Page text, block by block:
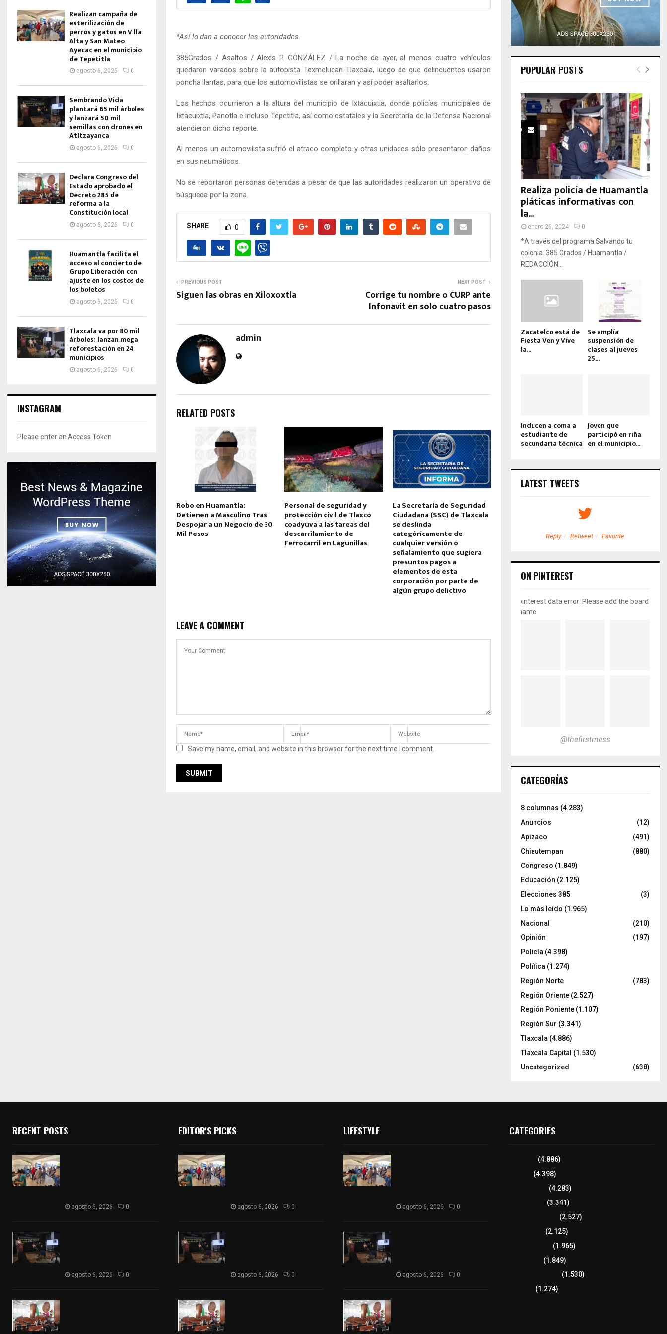
*Así lo dan a conocer las autoridades.
385Grados / Asaltos / Alexis P. GONZÁLEZ / La noche de ayer, al menos cuatro vehículos
quedaron varados sobre la autopista Texmelucan-Tlaxcala, luego de que delincuentes usaron
poncha llantas, para que los automovilistas se orillaran y así poder asaltarlos.
Los hechos ocurrieron a la altura del municipio de Ixtacuixtla, donde policías municipales de
Ixtacuixtla, Panotla e incluso Tepetitla, así como estatales y la Secretaría de la Defensa Nacional
atendieron dicho reporte.
Al menos un automovilista sufrió el atraco completo y otras unidades sólo presentaron daños
en sus neumáticos.
No se reportaron personas detenidas a pesar de que las autoridades realizaron un operativo de
búsqueda por la zona.
SHARE 0
PREVIOUS POST
Siguen las obras en Xiloxoxtla
NEXT POST
Corrige tu nombre o CURP ante
Infonavit en solo cuatro pasos
admin
RELATED POSTS
Robo en Huamantla:
Detienen a Masculino Tras
Despojar a un Negocio de 30
Mil Pesos
Personal de seguridad y
protección civil de Tlaxco
coadyuva a las tareas del
descarrilamiento de
Ferrocarril en Lagunillas
La Secretaría de Seguridad
Ciudadana (SSC) de Tlaxcala
se deslinda
categóricamente de
cualquier versión o
señalamiento que sugiera
presuntos pagos a
elementos de esta
corporación por parte de
algún grupo delictivo
LEAVE A COMMENT
Save my name, email, and website in this browser for the next time I comment.
Realizan campaña de
esterilización de
perros y gatos en Villa
Alta y San Mateo
Ayecac en el municipio
de Tepetitla
agosto 6, 2026 0
Sembrando Vida
plantará 65 mil árboles
y lanzará 50 mil
semillas con drones en
Atltzayanca
agosto 6, 2026 0
Declara Congreso del
Estado aprobado el
Decreto 285 de
reforma a la
Constitución local
agosto 6, 2026 0
Huamantla facilita el
acceso al concierto de
Grupo Liberación con
ajuste en los costos de
los boletos
agosto 6, 2026 0
Tlaxcala va por 80 mil
árboles: lanzan mega
reforestación en 24
municipios
agosto 6, 2026 0
INSTAGRAM
Please enter an Access Token
POPULAR POSTS
Realiza policía de Huamantla
pláticas informativas con
la...
enero 26, 2024 0
*A través del programa Salvando tu
colonia. 385 Grados / Huamantla /
REDACCIÓN...
Zacatelco está de
Fiesta Ven y Vive
la...
Se amplía
suspensión de
clases al jueves
25...
Inducen a coma a
estudiante de
secundaria técnica
Joven que
participó en riña
en el municipio...
LATEST TWEETS
Reply Retweet Favorite Reply Retweet Reply Retweet Favorite
ON PINTEREST
pinterest data error: Please add the board
name
@thefirstmess
CATEGORÍAS
8 columnas (4.283)
Anuncios
(12)
Apizaco
(491)
Chiautempan
(880)
Congreso (1.849)
Educación (2.125)
Elecciones 385
(3)
Lo más leído (1.965)
Nacional
(210)
Opinión
(197)
Policía (4.398)
Política (1.274)
Región Norte
(783)
Región Oriente (2.527)
Región Poniente (1.107)
Región Sur (3.341)
Tlaxcala (4.886)
Tlaxcala Capital (1.530)
Uncategorized
(638)
RECENT POSTS
agosto 6, 2026 0
agosto 6, 2026 0
EDITOR'S PICKS
agosto 6, 2026 0
agosto 6, 2026 0
LIFESTYLE
agosto 6, 2026 0
agosto 6, 2026 0
CATEGORIES
(4.886)
(4.398)
(4.283)
(3.341)
(2.527)
(2.125)
(1.965)
(1.849)
(1.530)
(1.274)